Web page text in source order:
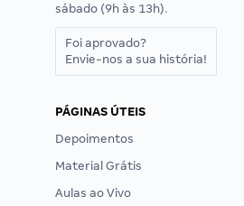
sábado (9h às 13h).
Foi aprovado?
Envie-nos a sua história!
PÁGINAS ÚTEIS
Depoimentos
Material Grátis
Aulas ao Vivo